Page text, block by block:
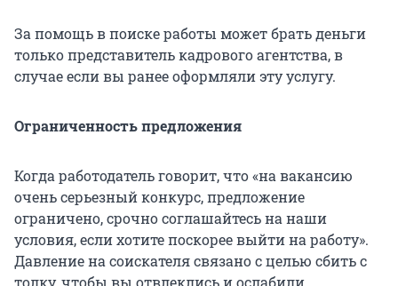
За помощь в поиске работы может брать деньги
только представитель кадрового агентства, в
случае если вы ранее оформляли эту услугу.
Ограниченность предложения
Когда работодатель говорит, что «на вакансию
очень серьезный конкурс, предложение
ограничено, срочно соглашайтесь на наши
условия, если хотите поскорее выйти на работу».
Давление на соискателя связано с целью сбить с
толку, чтобы вы отвлеклись и ослабили